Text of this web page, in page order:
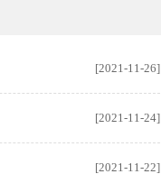
[2021-11-26]
[2021-11-24]
[2021-11-22]